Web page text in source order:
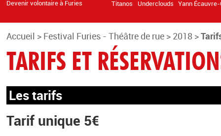
Devenir volontaire à Furies
Titanos
Underclouds Yann
Accueil > Festival Furies - Théâtre de rue > 2018 >
TARIFS ET
Les tarifs
Tarif unique 5€